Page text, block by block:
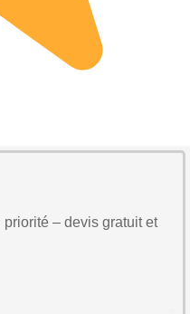
priorité – devis gratuit et